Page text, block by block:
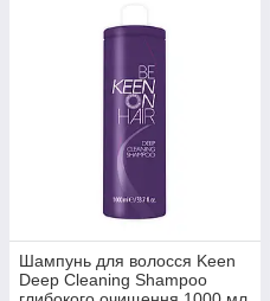
Шампунь для волосся Keen
Deep Cleaning Shampoo